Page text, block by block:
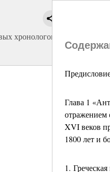
хронологов]
Глава 1
отражением
XVI веков
1800 лет и
1.